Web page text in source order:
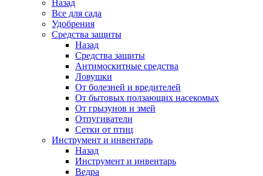
Назад
Все для сада
Удобрения
Средства защиты
Назад
Средства защиты
Антимоскитные средства
Ловушки
От болезней и вредителей
От бытовых ползающих насекомых
От грызунов и змей
Отпугиватели
Сетки от птиц
Инструмент и инвентарь
Назад
Инструмент и инвентарь
Ведра